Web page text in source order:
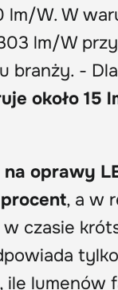
lm/W. W
lm/W
branży. - Dla
około 15
oprawy
, a w
czasie
ile lumenów